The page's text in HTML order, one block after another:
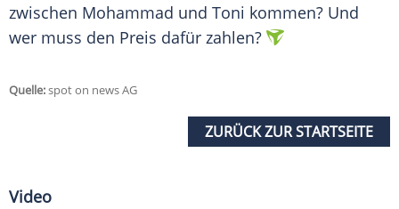
zwischen Mohammad und Toni kommen? Und
wer muss den Preis dafür zahlen?
Quelle:spot on news AG
ZURÜCK ZUR STARTSEITE
Video